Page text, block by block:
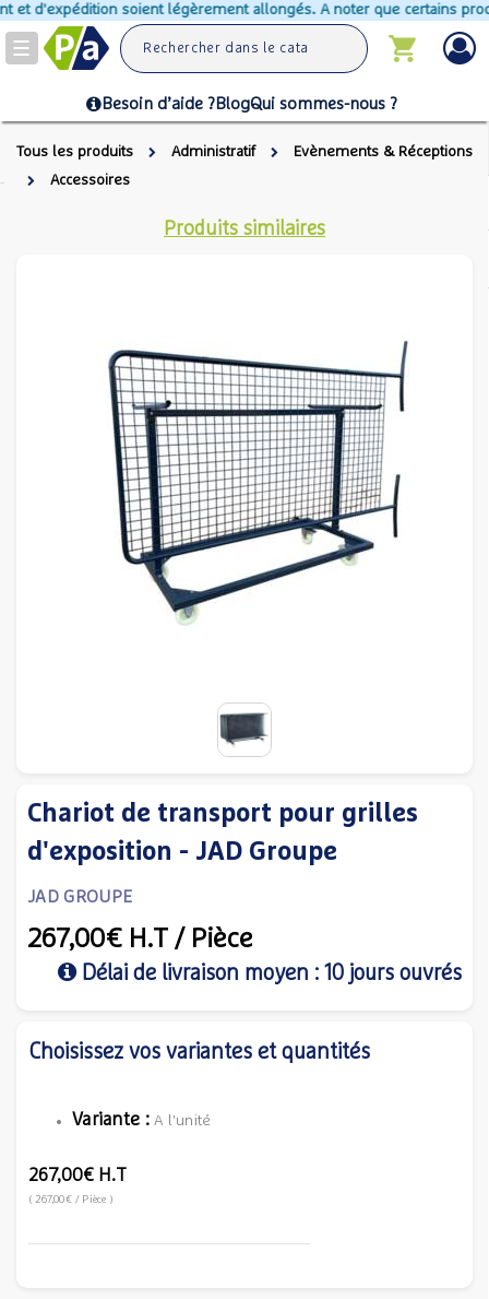
soient légèrement allongés. A noter que certains
Toggle
navigation
Besoin d’aide ?BlogQui sommes-nous ?
Tous les produits Administratif
Evènements & Réceptions
Accessoires
Produits similaires
Chariot de transport pour grilles
d'exposition - JAD Groupe
JAD GROUPE
267,00€ H.T / Pièce
Délai de livraison moyen : 10 jours ouvrés
Choisissez vos variantes et quantités
Variante :A l'unité
267,00€ H.T
(267,00€/ Pièce )